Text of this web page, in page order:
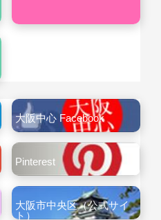
大阪中心 Facebook
Pinterest
大阪市中央区（公式サイ
ト）